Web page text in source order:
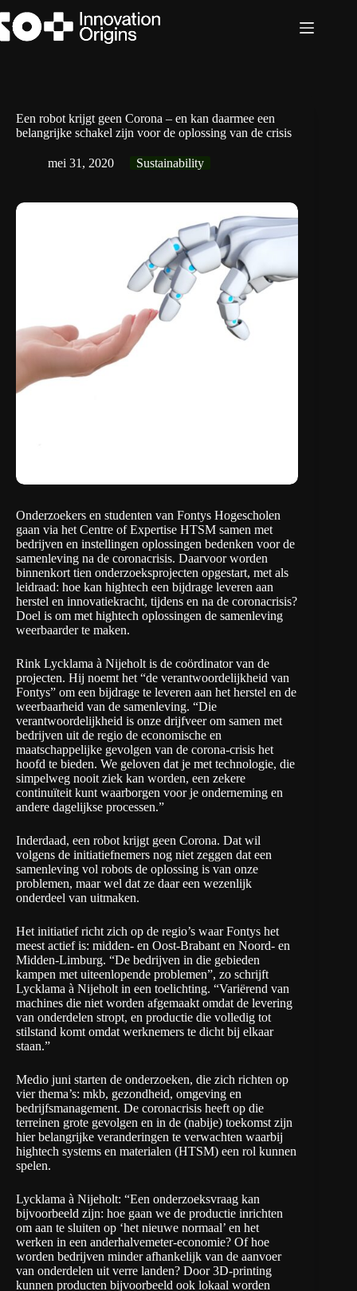
naar
de
Een robot krijgt geen Corona – en kan daarmee een
belangrijke schakel zijn voor de oplossing van de crisis
mei 31, 2020 Sustainability
Onderzoekers en studenten van Fontys Hogescholen
gaan via het Centre of Expertise HTSM samen met
bedrijven en instellingen oplossingen bedenken voor de
samenleving na de coronacrisis. Daarvoor worden
binnenkort tien onderzoeksprojecten opgestart, met als
leidraad: hoe kan hightech een bijdrage leveren aan
herstel en innovatiekracht, tijdens en na de coronacrisis?
Doel is om met hightech oplossingen de samenleving
weerbaarder te maken.
Rink Lycklama à Nijeholt is de coördinator van de
projecten. Hij noemt het “de verantwoordelijkheid van
Fontys” om een bijdrage te leveren aan het herstel en de
weerbaarheid van de samenleving. “Die
verantwoordelijkheid is onze drijfveer om samen met
bedrijven uit de regio de economische en
maatschappelijke gevolgen van de corona-crisis het
hoofd te bieden. We geloven dat je met technologie, die
simpelweg nooit ziek kan worden, een zekere
continuïteit kunt waarborgen voor je onderneming en
andere dagelijkse processen.”
Inderdaad, een robot krijgt geen Corona. Dat wil
volgens de initiatiefnemers nog niet zeggen dat een
samenleving vol robots de oplossing is van onze
problemen, maar wel dat ze daar een wezenlijk
onderdeel van uitmaken.
Het initiatief richt zich op de regio’s waar Fontys het
meest actief is: midden- en Oost-Brabant en Noord- en
Midden-Limburg. “De bedrijven in die gebieden
kampen met uiteenlopende problemen”, zo schrijft
Lycklama à Nijeholt in een toelichting. “Variërend van
machines die niet worden afgemaakt omdat de levering
van onderdelen stropt, en productie die volledig tot
stilstand komt omdat werknemers te dicht bij elkaar
staan.”
Medio juni starten de onderzoeken, die zich richten op
vier thema’s: mkb, gezondheid, omgeving en
bedrijfsmanagement. De coronacrisis heeft op die
terreinen grote gevolgen en in de (nabije) toekomst zijn
hier belangrijke veranderingen te verwachten waarbij
hightech systems en materialen (HTSM) een rol kunnen
spelen.
Lycklama à Nijeholt: “Een onderzoeksvraag kan
bijvoorbeeld zijn: hoe gaan we de productie inrichten
om aan te sluiten op ‘het nieuwe normaal’ en het
werken in een anderhalvemeter-economie? Of hoe
worden bedrijven minder afhankelijk van de aanvoer
van onderdelen uit verre landen? Door 3D-printing
kunnen producten bijvoorbeeld ook lokaal worden